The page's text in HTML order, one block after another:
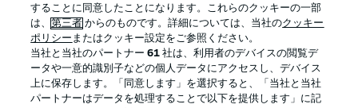
することに同意したことになります。これらのクッキーの一部
は、第三者 からのものです。詳細については、当社のクッキー
ポリシー またはクッキー設定をご参照ください。
当社と当社のパートナー61 社は、利用者のデバイスの閲覧デ
ータや一意的識別子などの個人データにアクセスし、デバイス
上に保存します。「同意します」を選択すると、「当社と当社
パートナーはデータを処理することで以下を提供します」に記